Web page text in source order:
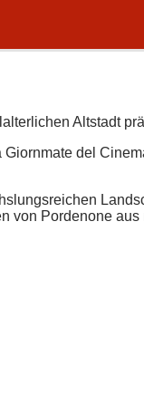
Altstadt
del
von Pordenone